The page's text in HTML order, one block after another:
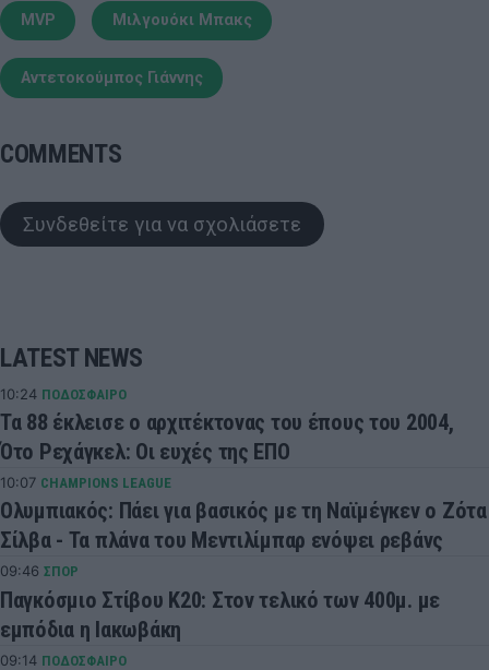
MVP Μιλγουόκι Μπακς
Αντετοκούμπος Γιάννης
COMMENTS
Συνδεθείτε για να σχολιάσετε
LATEST NEWS
10:24 ΠΟΔΟΣΦΑΙΡΟ
Τα 88 έκλεισε ο αρχιτέκτονας του έπους του 2004,
Ότο Ρεχάγκελ: Οι ευχές της ΕΠΟ
10:07 CHAMPIONS LEAGUE
Ολυμπιακός: Πάει για βασικός με τη Ναϊμέγκεν ο Ζότα
Σίλβα - Τα πλάνα του Μεντιλίμπαρ ενόψει ρεβάνς
09:46 ΣΠΟΡ
Παγκόσμιο Στίβου Κ20: Στον τελικό των 400μ. με
εμπόδια η Ιακωβάκη
09:14 ΠΟΔΟΣΦΑΙΡΟ